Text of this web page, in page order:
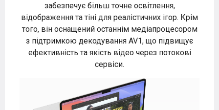
забезпечує більш точне освітлення,
відображення та тіні для реалістичних ігор. Крім
того, він оснащений останнім медіапроцесором
з підтримкою декодування AV1, що підвищує
ефективність та якість відео через потокові
сервіси.